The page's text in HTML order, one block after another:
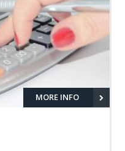
MORE INFO